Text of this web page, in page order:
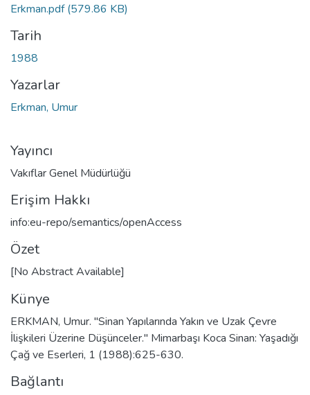
Erkman.pdf(579.86 KB)
Tarih
1988
Yazarlar
Erkman, Umur
Yayıncı
Vakıflar Genel Müdürlüğü
Erişim Hakkı
info:eu-repo/semantics/openAccess
Özet
[No Abstract Available]
Künye
ERKMAN, Umur. "Sinan Yapılarında Yakın ve Uzak Çevre
İlişkileri Üzerine Düşünceler." Mimarbaşı Koca Sinan: Yaşadığı
Çağ ve Eserleri, 1 (1988):625-630.
Bağlantı